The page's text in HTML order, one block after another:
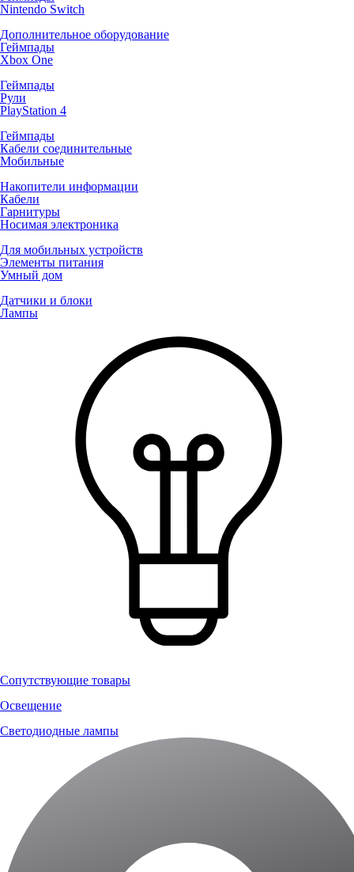
Nintendo Switch
Дополнительное оборудование
Геймпады
Xbox One
Геймпады
Рули
PlayStation 4
Геймпады
Кабели соединительные
Мобильные
Накопители информации
Кабели
Гарнитуры
Носимая электроника
Для мобильных устройств
Элементы питания
Умный дом
Датчики и блоки
Лампы
Сопутствующие товары
Освещение
Светодиодные лампы